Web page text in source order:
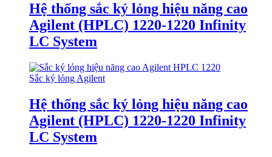
Hệ thống sắc ký lỏng hiệu năng cao
Agilent (HPLC) 1220-1220 Infinity
LC System
Sắc ký lỏng Agilent
Hệ thống sắc ký lỏng hiệu năng cao
Agilent (HPLC) 1220-1220 Infinity
LC System